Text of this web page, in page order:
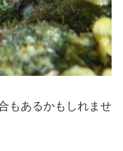
もあるかもしれませ